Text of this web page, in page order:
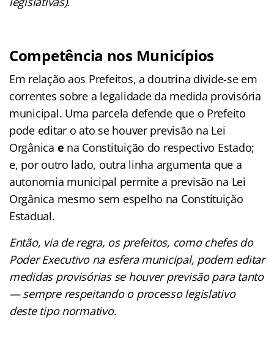
Competência nos Municípios
Em relação aos Prefeitos, a doutrina divide-se em
correntes sobre a legalidade da medida provisória
municipal. Uma parcela defende que o Prefeito
pode editar o ato se houver previsão na Lei
Orgânica e na Constituição do respectivo Estado;
e, por outro lado, outra linha argumenta que a
autonomia municipal permite a previsão na Lei
Orgânica mesmo sem espelho na Constituição
Estadual.
Então, via de regra, os prefeitos, como chefes do
Poder Executivo na esfera municipal, podem editar
medidas provisórias se houver previsão para tanto
— sempre respeitando o processo legislativo
deste tipo normativo.